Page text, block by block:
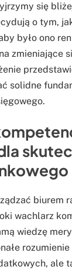
się
o tym,
było ono
zmieniające
solidne
biurem
wachlarz
wiedzę
ale